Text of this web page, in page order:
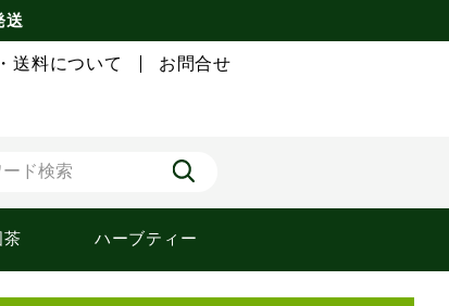
送
送料について お問合せ
茶 ハーブティー